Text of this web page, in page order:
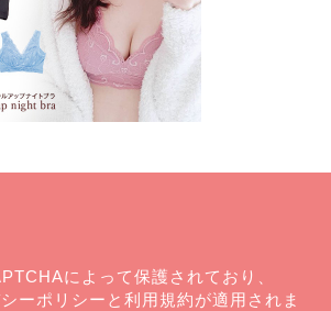
によって保護されており、
ーポリシー と 利用規約が適用されま